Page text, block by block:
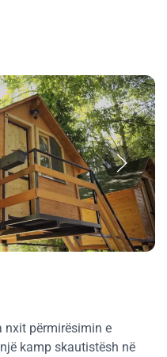
nxit përmirësimin e
kamp skautistësh në